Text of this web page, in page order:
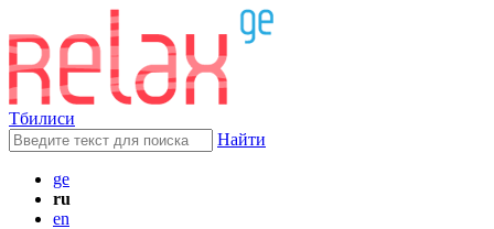
Тбилиси
Найти
ge
ru
en